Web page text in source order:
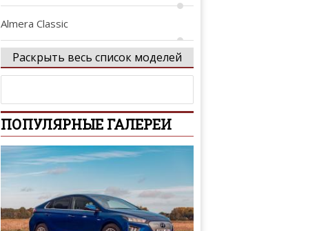
Almera Classic
Almera Tino
Ariya
Armada
Avenir
Раскрыть весь список моделей
ПОПУЛЯРНЫЕ ГАЛЕРЕИ